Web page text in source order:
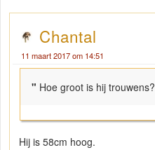
Chantal
11 maart 2017 om 14:51
" Hoe groot is hij trouwens?
Hij is 58cm hoog.